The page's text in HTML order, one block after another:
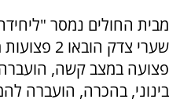
מבית החולים נמסר
שערי צדק
פצועה במצב קשה,
בינוני, בהכרה, הועברה